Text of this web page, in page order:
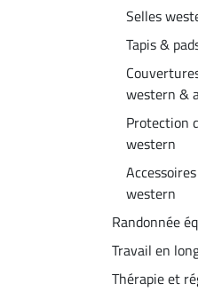
Selles
Tapis &
western &
Protection
western
western
Randonnée
Travail en
Thérapie et
SHOWMASTER
39
Longe avec mousqueton
anti-panique Bright
À partir de 5,49